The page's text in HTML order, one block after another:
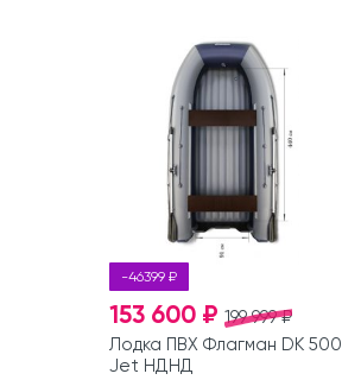
-46399 ₽
199 999 ₽
153 600 ₽
Лодка ПВХ Флагман DK 500
Jet НДНД